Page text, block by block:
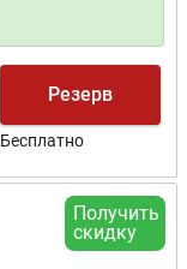
Резерв
Бесплатно
Получить
скидку